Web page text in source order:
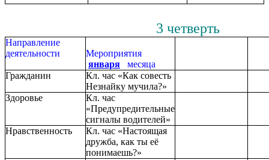
3 четверть
Направление
деятельности
Мероприятия
января
месяца
Гражданин
Кл. час «Как совесть
Незнайку мучила?»
Здоровье
Кл. час
«Предупредительные
сигналы водителей»
Нравственность
Кл. час «Настоящая
дружба, как ты её
понимаешь?»